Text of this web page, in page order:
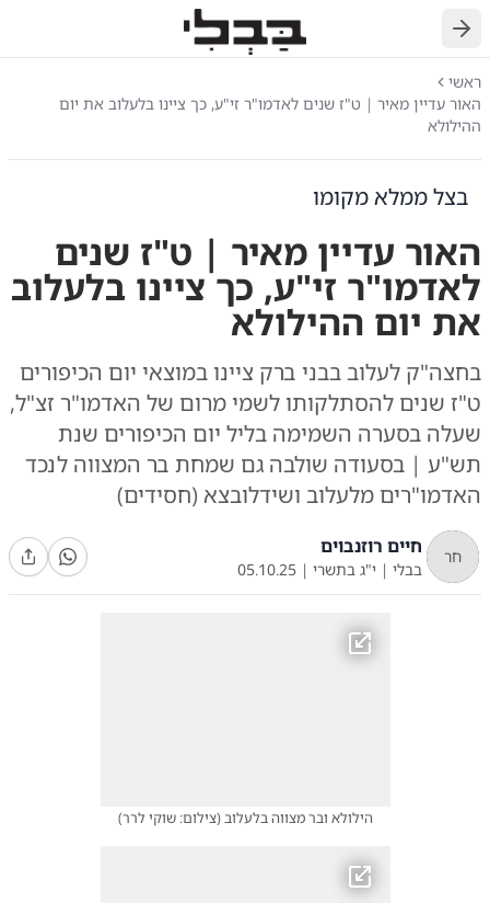
חזרה
ראשי
האור עדיין מאיר | ט"ז שנים לאדמו"ר זי"ע, כך ציינו בלעלוב את יום
ההילולא
בצל ממלא מקומו
האור עדיין מאיר | ט"ז שנים
לאדמו"ר זי"ע, כך ציינו בלעלוב
את יום ההילולא
בחצה"ק לעלוב בבני ברק ציינו במוצאי יום הכיפורים
ט"ז שנים להסתלקותו לשמי מרום של האדמו"ר זצ"ל,
שעלה בסערה השמימה בליל יום הכיפורים שנת
תש"ע | בסעודה שולבה גם שמחת בר המצווה לנכד
האדמו"רים מלעלוב ושידלובצא (חסידים)
חר חיים רוזנבוים
בבלי | י"ג בתשרי |
05.10.25
הילולא ובר מצווה בלעלוב(צילום: שוקי לרר)